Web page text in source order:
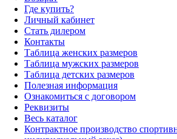
Где купить?
Личный кабинет
Стать дилером
Контакты
Таблица женских размеров
Таблица мужских размеров
Таблица детских размеров
Полезная информация
Ознакомиться с договором
Реквизиты
Весь каталог
Контрактное производство